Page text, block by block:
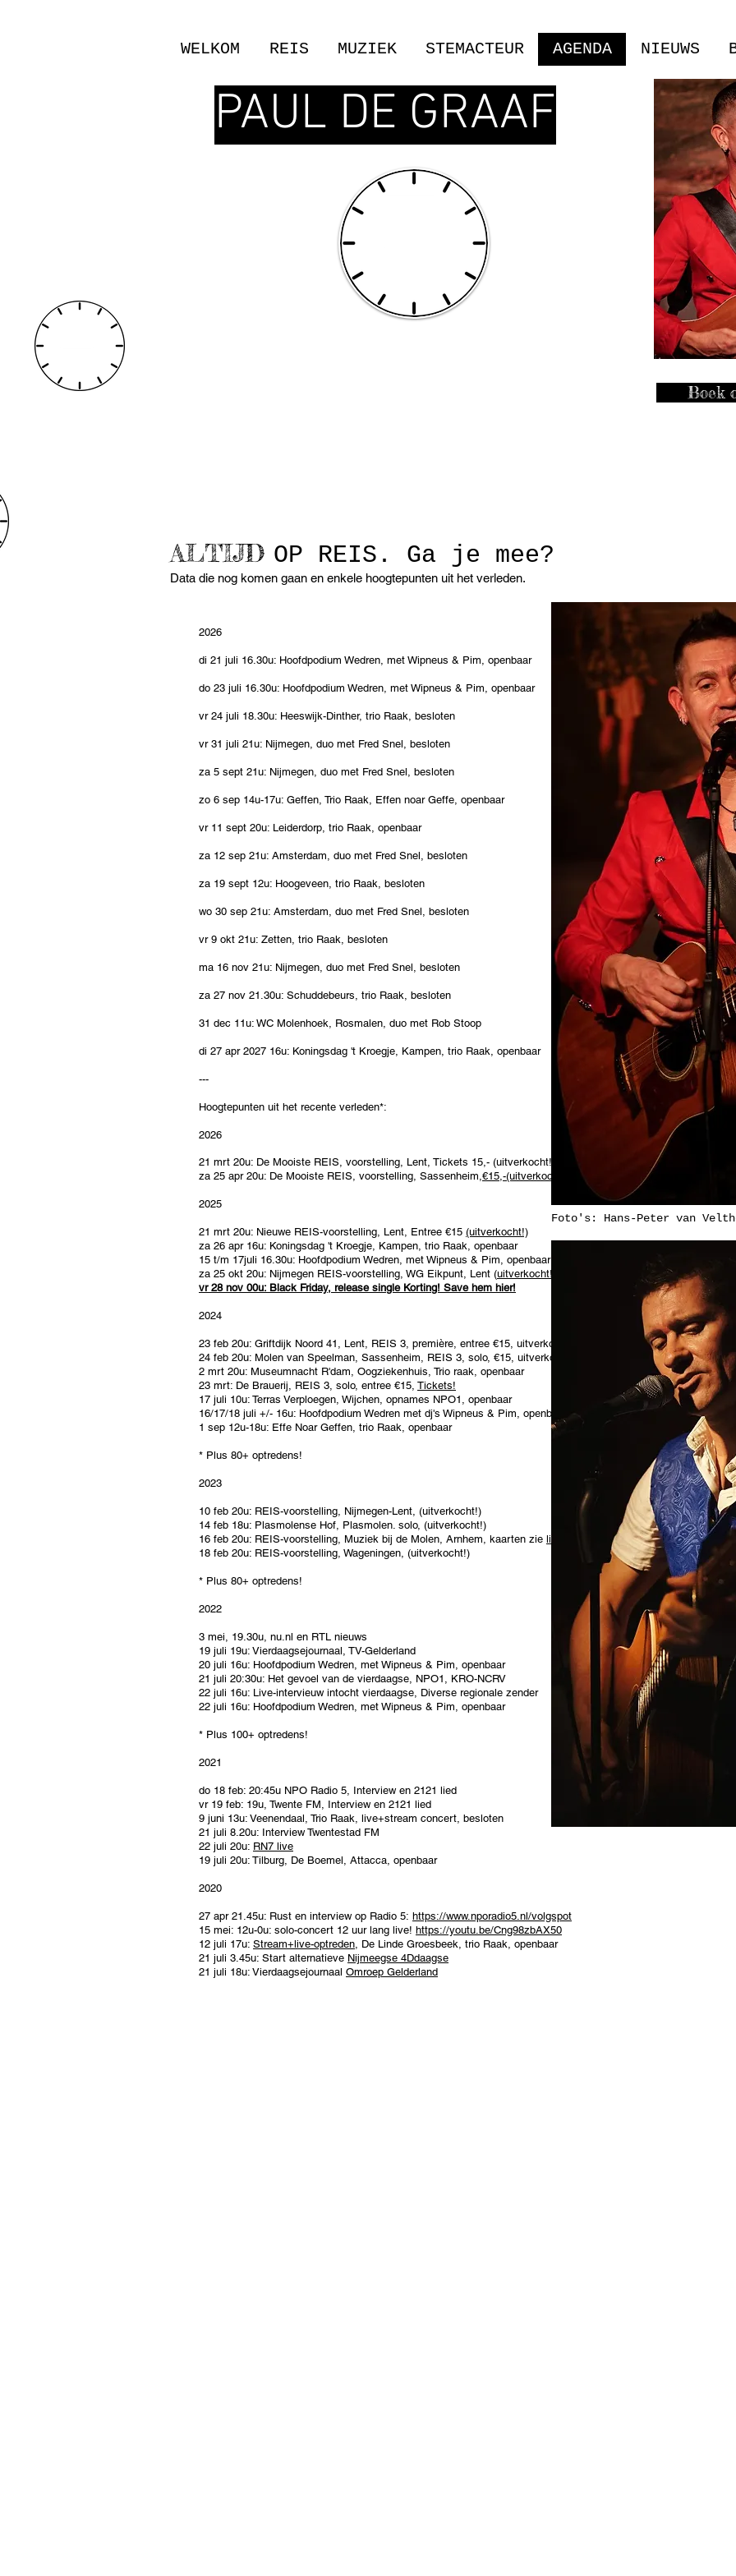
WELKOM REIS MUZIEK STEMACTEUR AGENDA NIEUWS
PAUL DE GRAAF
Boek
ALTIJD OP REIS. Ga je mee?
Data die nog komen gaan en enkele hoogtepunten uit het verleden.
2026
di 21 juli 16.30u: Hoofdpodium Wedren, met Wipneus & Pim, openbaar
do 23 juli 16.30u: Hoofdpodium Wedren, met Wipneus & Pim, openbaar
vr 24 juli 18.30u: Heeswijk-Dinther, trio Raak, besloten
vr 31 juli 21u: Nijmegen, duo met Fred Snel, besloten
za 5 sept 21u: Nijmegen, duo met Fred Snel, besloten
zo 6 sep 14u-17u: Geffen, Trio Raak, Effen noar Geffe, openbaar
vr 11 sept 20u: Leiderdorp, trio Raak, openbaar
za 12 sep 21u: Amsterdam, duo met Fred Snel, besloten
za 19 sept 12u: Hoogeveen, trio Raak, besloten
wo 30 sep 21u: Amsterdam, duo met Fred Snel, besloten
vr 9 okt 21u: Zetten, trio Raak, besloten
ma 16 nov 21u: Nijmegen, duo met Fred Snel, besloten
za 27 nov 21.30u: Schuddebeurs, trio Raak, besloten
31 dec 11u: WC Molenhoek, Rosmalen, duo met Rob Stoop
di 27 apr 2027 16u: Koningsdag 't Kroegje, Kampen, trio Raak, openbaar
---
Hoogtepunten uit het recente verleden*:
2026
21 mrt 20u: De Mooiste REIS, voorstelling, Lent, Tickets 15,- (uitverkocht!)
za 25 apr 20u: De Mooiste REIS, voorstelling, Sassenheim,€15,-(uitverkocht!)
2025
21 mrt 20u: Nieuwe REIS-voorstelling, Lent, Entree €15 (uitverkocht!)
za 26 apr 16u: Koningsdag 't Kroegje, Kampen, trio Raak, openbaar
15 t/m 17juli 16.30u: Hoofdpodium Wedren, met Wipneus & Pim, openbaar
za 25 okt 20u: Nijmegen REIS-voorstelling, WG Eikpunt, Lent (uitverkocht!)
vr 28 nov 00u: Black Friday, release single Korting! Save hem hier!
2024
23 feb 20u: Griftdijk Noord 41, Lent, REIS 3, première, entree €15, uitverkocht
24 feb 20u: Molen van Speelman, Sassenheim, REIS 3, solo, €15, uitverkocht
2 mrt 20u: Museumnacht R'dam, Oogziekenhuis, Trio raak, openbaar
23 mrt: De Brauerij, REIS 3, solo, entree €15, Tickets!
17 juli 10u: Terras Verploegen, Wijchen, opnames NPO1, openbaar
16/17/18 juli +/- 16u: Hoofdpodium Wedren met dj's Wipneus & Pim, openbaar
1 sep 12u-18u: Effe Noar Geffen, trio Raak, openbaar
* Plus 80+ optredens!
2023
10 feb 20u: REIS-voorstelling, Nijmegen-Lent, (uitverkocht!)
14 feb 18u: Plasmolense Hof, Plasmolen. solo, (uitverkocht!)
16 feb 20u: REIS-voorstelling, Muziek bij de Molen, Arnhem, kaarten zie link
18 feb 20u: REIS-voorstelling, Wageningen, (uitverkocht!)
* Plus 80+ optredens!
2022
3 mei, 19.30u, nu.nl en RTL nieuws
19 juli 19u: Vierdaagsejournaal, TV-Gelderland
20 juli 16u: Hoofdpodium Wedren, met Wipneus & Pim, openbaar
21 juli 20:30u: Het gevoel van de vierdaagse, NPO1, KRO-NCRV
22 juli 16u: Live-intervieuw intocht vierdaagse, Diverse regionale zender
22 juli 16u: Hoofdpodium Wedren, met Wipneus & Pim, openbaar
* Plus 100+ optredens!
2021
do 18 feb: 20:45u NPO Radio 5, Interview en 2121 lied
vr 19 feb: 19u, Twente FM, Interview en 2121 lied
9 juni 13u: Veenendaal, Trio Raak, live+stream concert, besloten
21 juli 8.20u: Interview Twentestad FM
22 juli 20u: RN7 live
19 juli 20u: Tilburg, De Boemel, Attacca, openbaar
2020
27 apr 21.45u: Rust en interview op Radio 5: https://www.nporadio5.nl/volgspot
15 mei: 12u-0u: solo-concert 12 uur lang live! https://youtu.be/Cng98zbAX50
12 juli 17u: Stream+live-optreden, De Linde Groesbeek, trio Raak, openbaar
21 juli 3.45u: Start alternatieve Nijmeegse 4Ddaagse
21 juli 18u: Vierdaagsejournaal Omroep Gelderland
Foto's: Hans-Peter van